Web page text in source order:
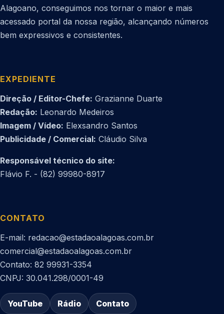
Alagoano, conseguimos nos tornar o maior e mais
acessado portal da nossa região, alcançando números
bem expressivos e consistentes.
EXPEDIENTE
Direção / Editor-Chefe: Grazianne Duarte
Redação: Leonardo Medeiros
Imagem / Vídeo: Elexsandro Santos
Publicidade / Comercial: Cláudio Silva
Responsável técnico do site:
Flávio F. - (82) 99980-8917
CONTATO
E-mail: redacao@estadaoalagoas.com.br
comercial@estadaoalagoas.com.br
Contato: 82 99931-3354
CNPJ: 30.041.298/0001-49
YouTube Rádio Contato